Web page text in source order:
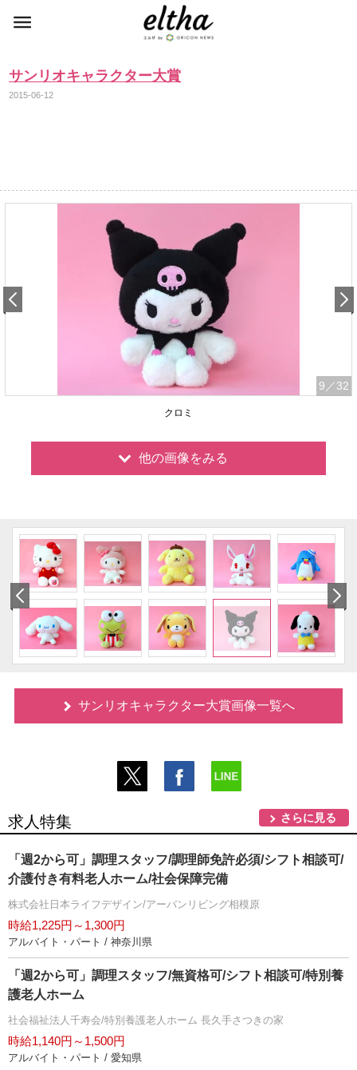
サンリオキャラクター大賞
2015-06-12
9 ／32
クロミ
他の画像をみる
サンリオキャラクター大賞画像一覧へ
求人特集 さらに見る
「週2から可」調理スタッフ/調理師免許必須/シフト相談可/
介護付き有料老人ホーム/社会保障完備
株式会社日本ライフデザイン/アーバンリビング相模原
時給1,225円～1,300円
アルバイト・パート / 神奈川県
「週2から可」調理スタッフ/無資格可/シフト相談可/特別養
護老人ホーム
社会福祉法人千寿会/特別養護老人ホーム 長久手さつきの家
時給1,140円～1,500円
アルバイト・パート / 愛知県